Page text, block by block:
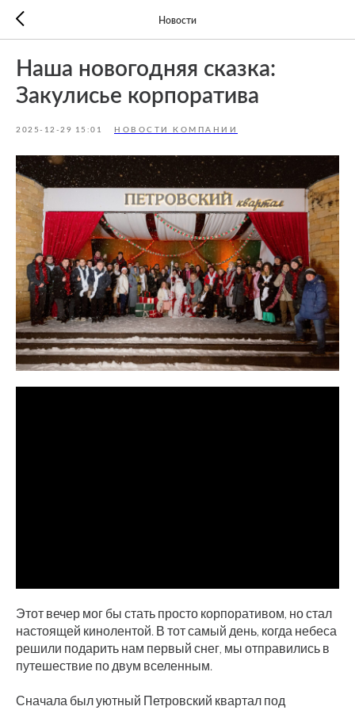
Новости
Наша новогодняя сказка:
Закулисье корпоратива
2025-12-29 15:01 НОВОСТИ КОМПАНИИ
Этот вечер мог бы стать просто корпоративом, но стал
настоящей кинолентой. В тот самый день, когда небеса
решили подарить нам первый снег, мы отправились в
путешествие по двум вселенным.
Сначала был уютный Петровский квартал под